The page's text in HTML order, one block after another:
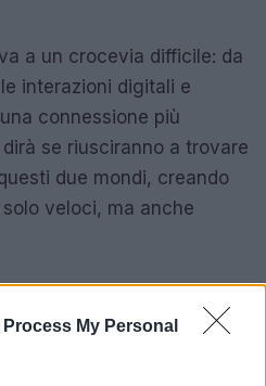
Process My Personal
a un crocevia difficile: da
interazioni digitali e
connessione più
se riusciranno a trovare
due mondi, creando
veloci, ma anche